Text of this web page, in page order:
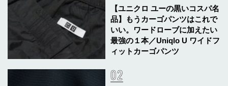
【ユニクロ ユーの黒いコスパ名
品】もうカーゴパンツはこれで
いい。ワードローブに加えたい
最強の１本／Uniqlo U ワイドフ
ィットカーゴパンツ